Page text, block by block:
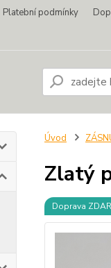
Platební podmínky
Úvod
Zlatý
Doprava